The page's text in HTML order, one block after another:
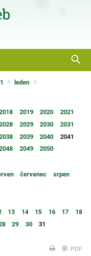
leden
2019 2020
2021
2029 2030
2031
2039 2040
2041
2049 2050
červenec
srpen
13 14 15 16 17
18
29 30 31
PDF